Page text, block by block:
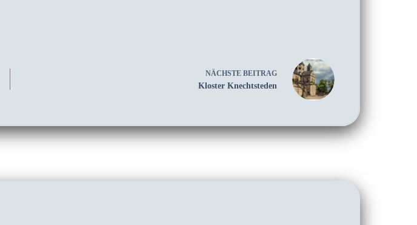
NÄCHSTEBEITRAG
Kloster Knechtsteden